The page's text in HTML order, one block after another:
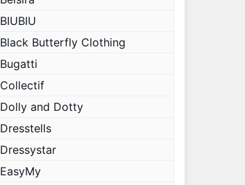
BIUBIU
Black Butterfly Clothing
Bugatti
Collectif
Dolly and Dotty
Dresstells
Dressystar
EasyMy